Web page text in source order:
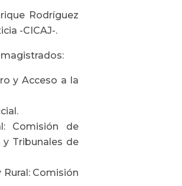
Rodríguez
-CICAJ-.
y Acceso a la
Comisión de
Tribunales de
Rural: Comisión